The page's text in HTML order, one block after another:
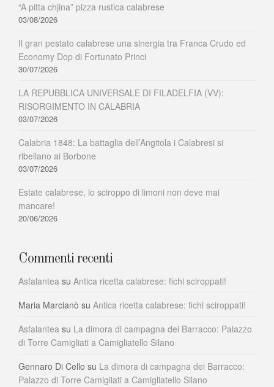
“A pitta chjina” pizza rustica calabrese
03/08/2026
Il gran pestato calabrese una sinergia tra Franca Crudo ed
Economy Dop di Fortunato Princi
30/07/2026
LA REPUBBLICA UNIVERSALE DI FILADELFIA (VV):
RISORGIMENTO IN CALABRIA
03/07/2026
Calabria 1848: La battaglia dell’Angitola i Calabresi si
ribellano ai Borbone
03/07/2026
Estate calabrese, lo sciroppo di limoni non deve mai
mancare!
20/06/2026
Commenti recenti
Asfalantea su Antica ricetta calabrese: fichi sciroppati!
Maria Marcianò su Antica ricetta calabrese: fichi sciroppati!
Asfalantea su La dimora di campagna dei Barracco: Palazzo
di Torre Camigliati a Camigliatello Silano
Gennaro Di Cello su La dimora di campagna dei Barracco:
Palazzo di Torre Camigliati a Camigliatello Silano